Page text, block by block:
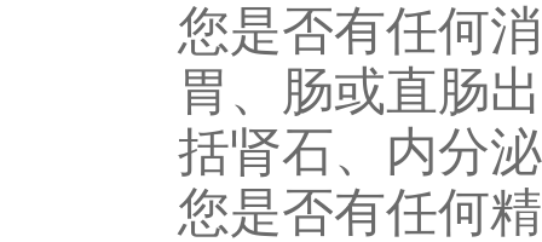
您是否有任何
胃、肠或直肠
括肾石、内分
您是否有任何